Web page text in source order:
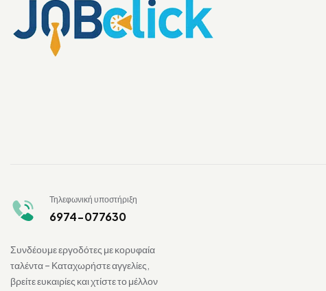
Τηλεφωνική υποστήριξη
6974-077630
Συνδέουμε εργοδότες με κορυφαία
ταλέντα – Καταχωρήστε αγγελίες,
βρείτε ευκαιρίες και χτίστε το μέλλον